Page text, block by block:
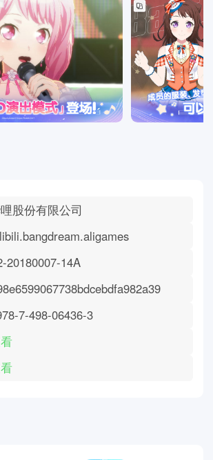
股份有限公司
20180007-14A
7-498-06436-3